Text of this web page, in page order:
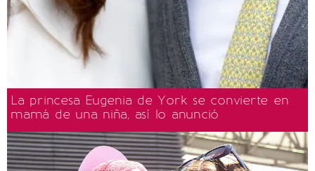
La princesa Eugenia de York se convierte en
mamá de una niña, así lo anunció